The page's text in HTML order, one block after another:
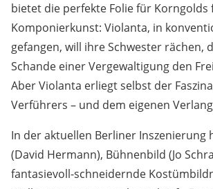
bietet die perfekte Folie für
Komponierkunst: Violanta, in
gefangen, will ihre Schwester rächen,
Schande einer Vergewaltigung den
Aber Violanta erliegt selbst der
Verführers – und dem eigenen
In der aktuellen Berliner Inszenierung
(David Hermann), Bühnenbild (Jo
fantasievoll-schneidernde